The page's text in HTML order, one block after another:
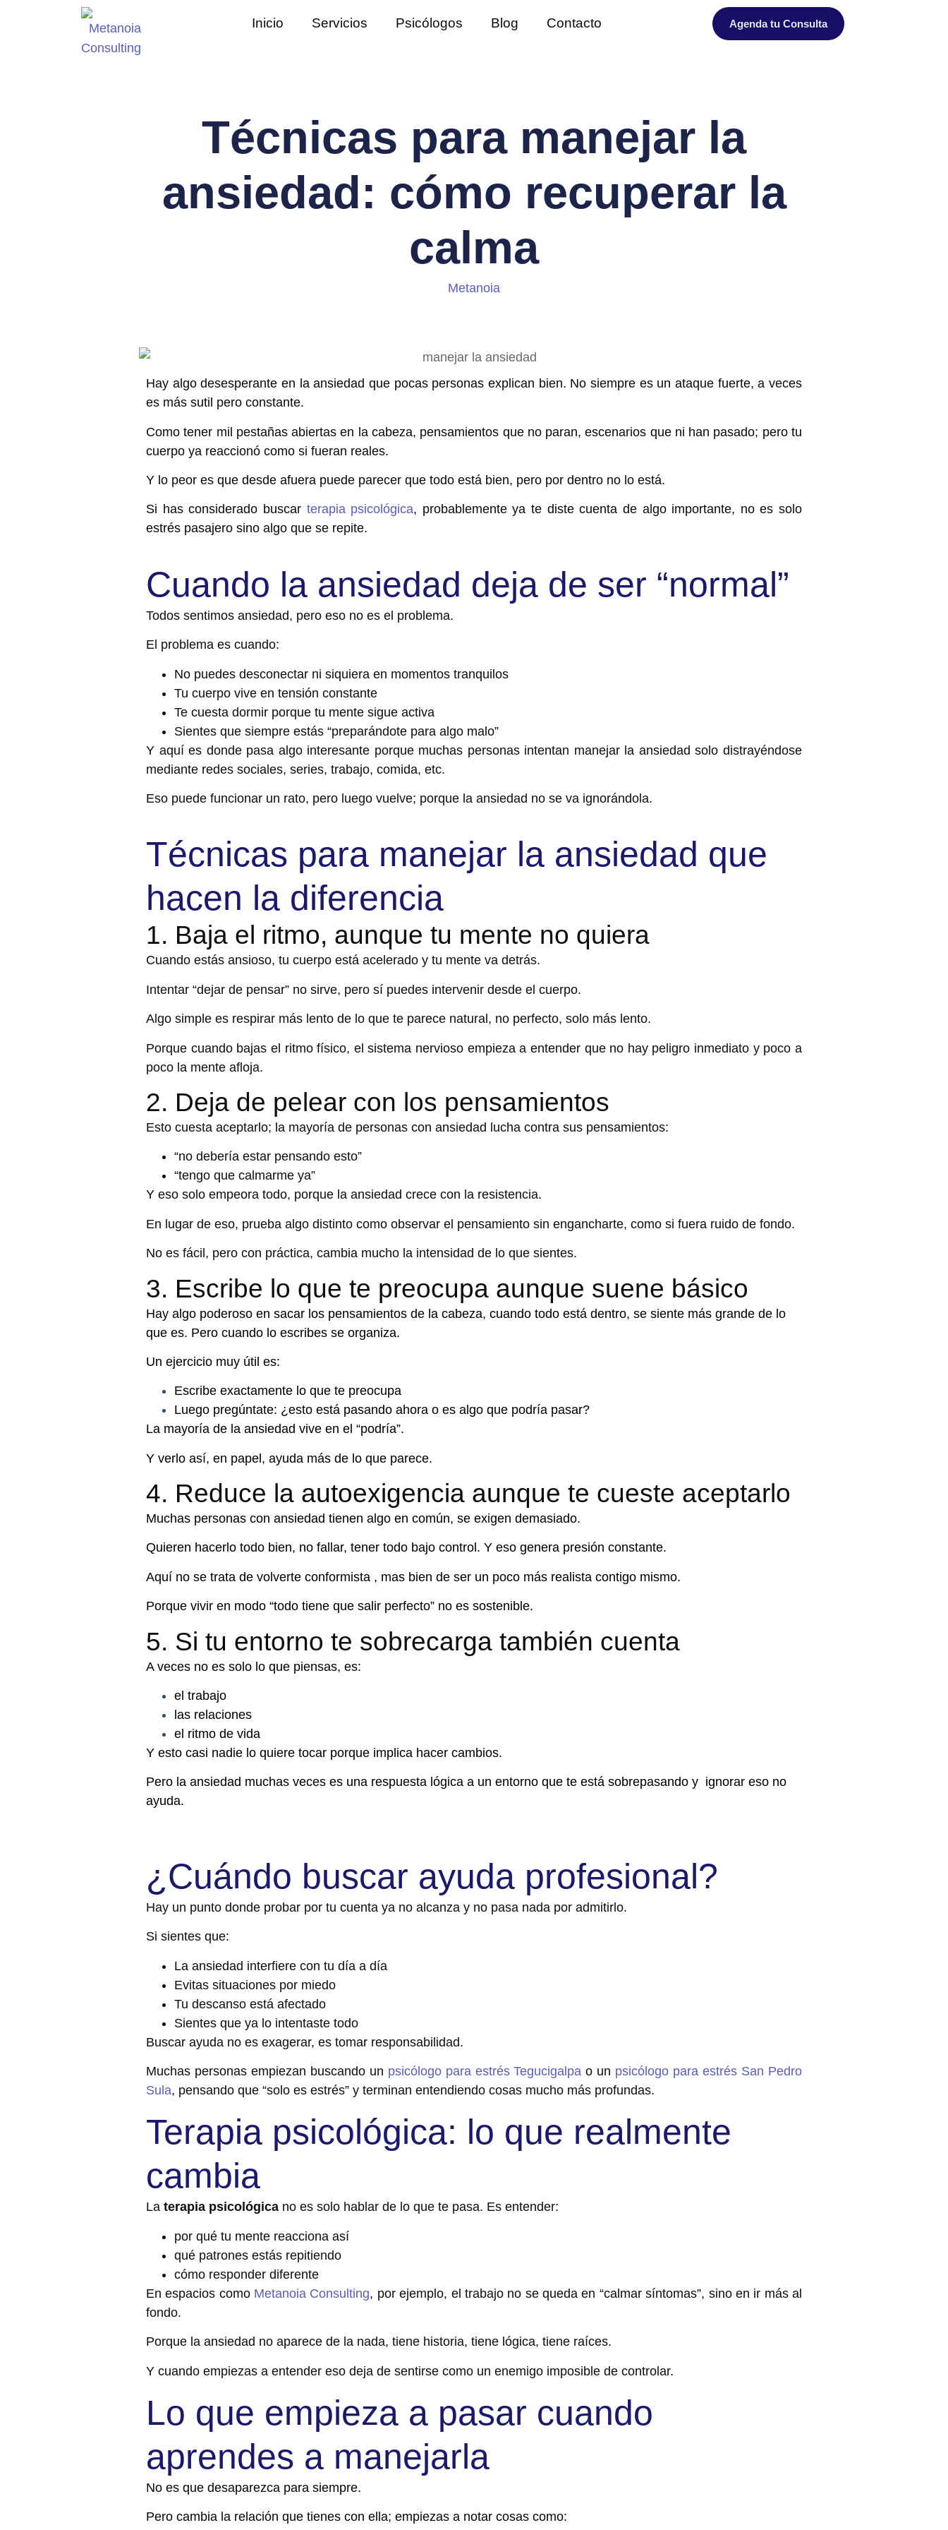
Inicio Servicios Psicólogos Blog Contacto Agenda tu Consulta
Técnicas para manejar la
ansiedad: cómo recuperar la
calma
Metanoia
Hay algo desesperante en la ansiedad que pocas personas explican bien. No siempre es un ataque fuerte, aveces
es más sutil pero constante.
Como tener mil pestañas abiertas en la cabeza, pensamientos que no paran, escenarios que ni han pasado; pero tu
cuerpo ya reaccionó como si fueran reales.
Y lo peor es que desde afuera puede parecer que todo está bien, pero por dentro no lo está.
Si has considerado buscar terapia psicológica, probablemente ya te diste cuenta de algo importante, no es solo
estrés pasajero sino algo que se repite.
Cuando la ansiedad deja de ser “normal”
Todos sentimos ansiedad, pero eso no es el problema.
El problema es cuando:
No puedes desconectar ni siquiera en momentos tranquilos
Tu cuerpo vive en tensión constante
Te cuesta dormir porque tu mente sigue activa
Sientes que siempre estás “preparándote para algo malo”
Y aquí es donde pasa algo interesante porque muchas personas intentan manejar la ansiedad solo distrayéndose
mediante redes sociales, series, trabajo, comida, etc.
Eso puede funcionar un rato, pero luego vuelve; porque la ansiedad no se va ignorándola.
Técnicas para manejar la ansiedad que
hacen la diferencia
1. Baja el ritmo, aunque tu mente no quiera
Cuando estás ansioso, tu cuerpo está acelerado y tu mente va detrás.
Intentar “dejar de pensar” no sirve, pero sí puedes intervenir desde el cuerpo.
Algo simple es respirar más lento de lo que te parece natural, no perfecto, solo más lento.
Porque cuando bajas el ritmo físico, el sistema nervioso empieza a entender que no hay peligro inmediato ypoco a
poco la mente afloja.
2. Deja de pelear con los pensamientos
Esto cuesta aceptarlo; la mayoría de personas con ansiedad lucha contra sus pensamientos:
“no debería estar pensando esto”
“tengo que calmarme ya”
Y eso solo empeora todo, porque l a ansiedad crece con la resistencia.
En lugar de eso, prueba algo distinto como observar el pensamiento sin engancharte, como si fuera ruido de fondo.
No es fácil, pero con práctica, cambia mucho la intensidad de lo que sientes.
3. Escribe lo que te preocupa aunque suene básico
Hay algo poderoso en sacar los pensamientos de la cabeza, cuando todo está dentro, se siente más grande de lo
que es. Pero cuando lo escribes se organiza.
Un ejercicio muy útil es:
Escribe exactamente lo que te preocupa
Luego pregúntate: ¿esto está pasando ahora o es algo que podría pasar?
La mayoría de la ansiedad vive en el “podría”.
Y verlo así, en papel, ayuda más de lo que parece.
4. Reduce la autoexigencia aunque te cueste aceptarlo
Muchas personas con ansiedad tienen algo en común, se exigen demasiado.
Quieren hacerlo todo bien, no fallar, tener todo bajo control. Y eso genera presión constante.
Aquí no se trata de volverte conformista , mas bien de ser un poco más realista contigo mismo.
Porque vivir en modo “todo tiene que salir perfecto” no es sostenible.
5. Si tu entorno te sobrecarga también cuenta
A veces no es solo lo que piensas, es:
el trabajo
las relaciones
el ritmo de vida
Y esto casi nadie lo quiere tocar porque implica hacer cambios.
Pero la ansiedad muchas veces es una respuesta lógica a un entorno que te está sobrepasando y ignorar eso no
ayuda.
¿Cuándo buscar ayuda profesional?
Hay un punto donde probar por tu cuenta ya no alcanza y no pasa nada por admitirlo.
Si sientes que:
La ansiedad interfiere con tu día a día
Evitas situaciones por miedo
Tu descanso está afectado
Sientes que ya lo intentaste todo
Buscar ayuda no es exagerar, es tomar responsabilidad.
Muchas personas empiezan buscando un psicólogo para estrés Tegucigalpa o un psicólogo para estrés San Pedro
Sula, pensando que “solo es estrés” y terminan entendiendo cosas mucho más profundas.
Terapia psicológica: lo que realmente
cambia
La terapia psicológica no es solo hablar de lo que te pasa. Es entender:
por qué tu mente reacciona así
qué patrones estás repitiendo
cómo responder diferente
En espacios como Metanoia Consulting, por ejemplo, el trabajo no se queda en “calmar síntomas”, sino en ir más al
fondo.
Porque la ansiedad no aparece de la nada, tiene historia, tiene lógica, tiene raíces.
Y cuando empiezas a entender eso deja de sentirse como un enemigo imposible de controlar.
Lo que empieza a pasar cuando
aprendes a manejarla
No es que desaparezca para siempre.
Pero cambia la relación que tienes con ella; empiezas a notar cosas como: